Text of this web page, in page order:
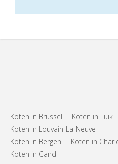
Koten in Brussel Koten in Luik
Koten in Louvain-La-Neuve
Koten in Bergen
Koten in
Koten in Gand